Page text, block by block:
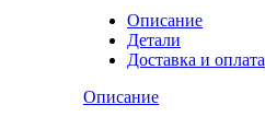
Описание
Детали
Доставка и оплата
Описание